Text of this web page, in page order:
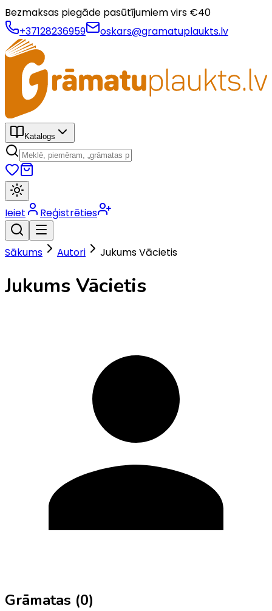
Bezmaksas piegāde pasūtījumiem virs €40
+37128236959
oskars@gramatuplaukts.lv
Katalogs
Ieiet Reģistrēties
Sākums Autori Jukums Vācietis
Jukums Vācietis
Grāmatas (0)